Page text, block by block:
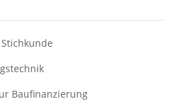
Baufinanzierung